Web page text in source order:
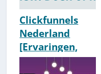
Clickfunnels
Nederland
[Ervaringen,
Review & Gratis